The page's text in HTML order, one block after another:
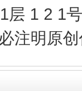
层 1 2 1
注明原